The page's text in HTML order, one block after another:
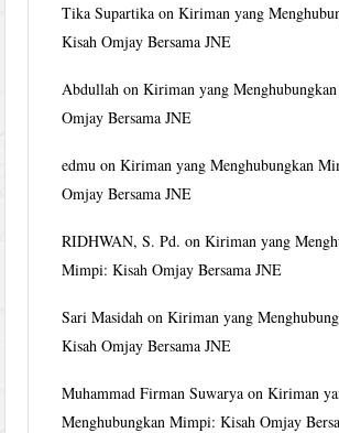
Tika Supartika onKiriman yang
Kisah Omjay Bersama JNE
Abdullah onKiriman yang
Omjay Bersama JNE
edmu onKiriman yang Menghubungkan
Omjay Bersama JNE
RIDHWAN, S. Pd. onKiriman yang
Mimpi: Kisah Omjay Bersama JNE
Sari Masidah onKiriman yang
Kisah Omjay Bersama JNE
Muhammad Firman Suwarya onKiriman
Menghubungkan Mimpi: Kisah Omjay